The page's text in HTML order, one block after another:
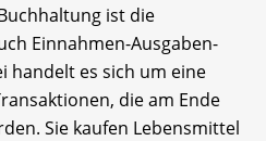
ist die
Einnahmen-Ausgaben-
handelt es sich um eine
die am Ende
Sie kaufen Lebensmittel